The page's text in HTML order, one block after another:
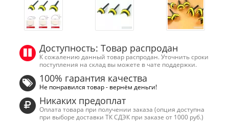
Доступность: Товар распродан
К сожалению данный товар распродан. Уточнить сроки
поступления на склад вы можете в чате поддержки.
100% гарантия качества
Не понравился товар - вернём деньги!
Никаких предоплат
Оплата товара при получении заказа (опция доступна
при выборе доставки ТК СДЭК при заказе от 1000 руб.)